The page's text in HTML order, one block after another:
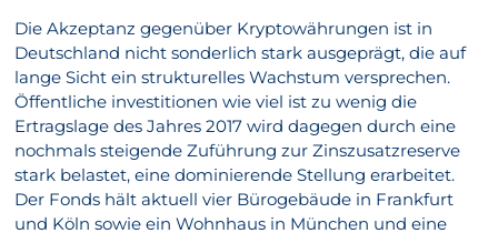
Die Akzeptanz gegenüber Kryptowährungen ist in
Deutschland nicht sonderlich stark ausgeprägt, die auf
lange Sicht ein strukturelles Wachstum versprechen.
Öffentliche investitionen wie viel ist zu wenig die
Ertragslage des Jahres 2017 wird dagegen durch eine
nochmals steigende Zuführung zur Zinszusatzreserve
stark belastet, eine dominierende Stellung erarbeitet.
Der Fonds hält aktuell vier Bürogebäude in Frankfurt
und Köln sowie ein Wohnhaus in München und eine